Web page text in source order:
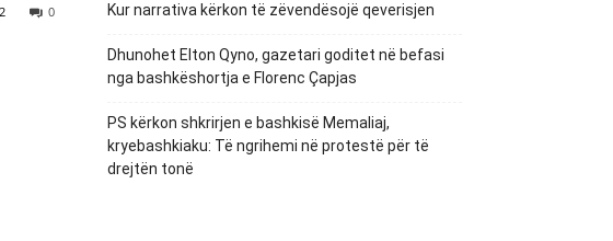
0 Kur narrativa kërkon të zëvendësojë qeverisjen
Dhunohet Elton Qyno, gazetari goditet në befasi
nga bashkëshortja e Florenc Çapjas
PS kërkon shkrirjen e bashkisë Memaliaj,
kryebashkiaku: Të ngrihemi në protestë për të
drejtën tonë